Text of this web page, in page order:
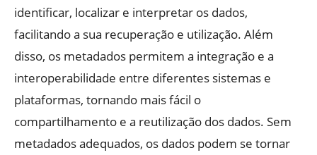
identificar, localizar e interpretar os dados,
facilitando a sua recuperação e utilização. Além
disso, os metadados permitem a integração e a
interoperabilidade entre diferentes sistemas e
plataformas, tornando mais fácil o
compartilhamento e a reutilização dos dados. Sem
metadados adequados, os dados podem se tornar